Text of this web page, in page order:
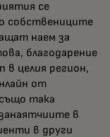
се
собствениците
наем за
благодарение
целия регион,
от
така
в
в други